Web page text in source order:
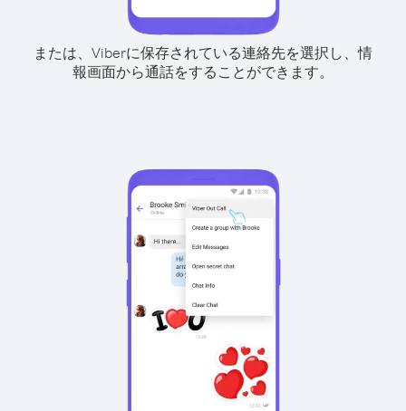
または、Viberに保存されている連絡先を選択し、情
報画面から通話をすることができます。